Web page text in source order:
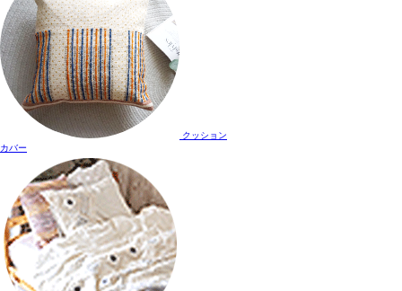
クッション
カバー